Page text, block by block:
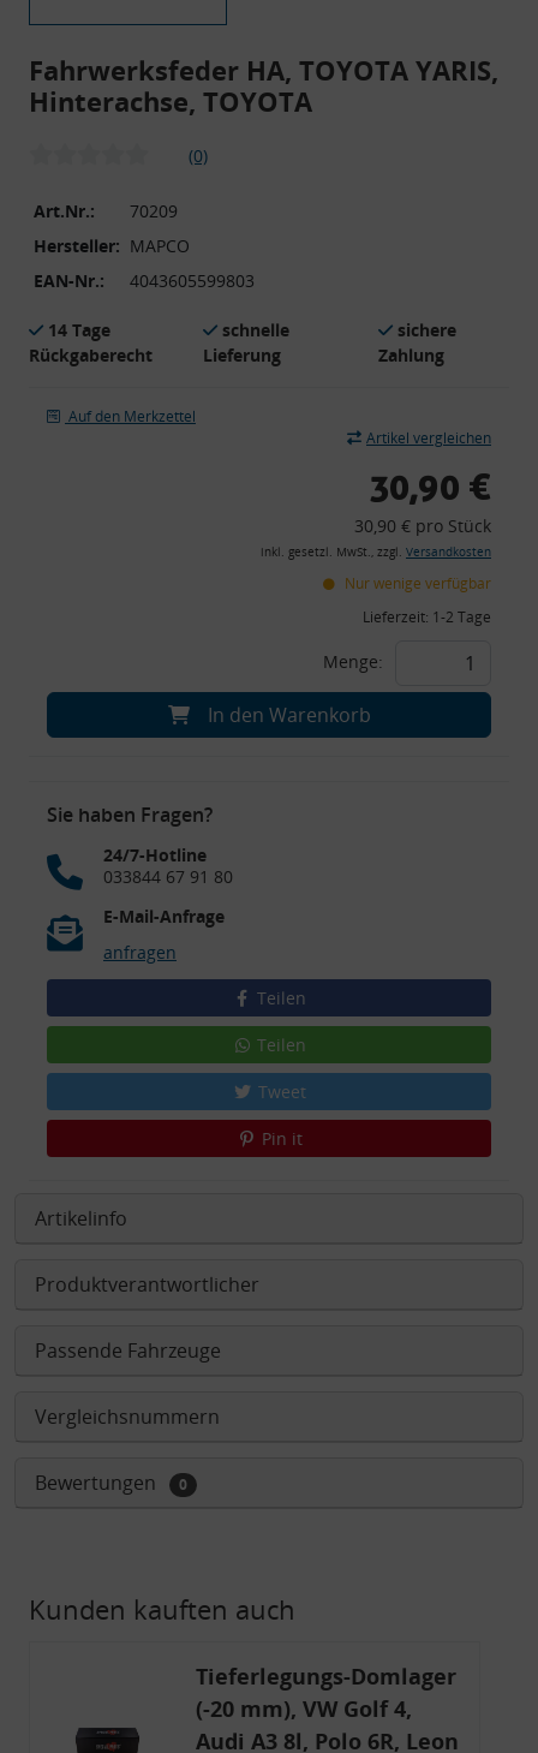
Fahrwerksfeder HA, TOYOTA YARIS,
Hinterachse, TOYOTA
(0)
Art.Nr.:
70209
Hersteller: MAPCO
EAN-Nr.:
4043605599803
14 Tage
Rückgaberecht
schnelle
Lieferung
sichere
Zahlung
Auf den Merkzettel
Artikel vergleichen
30,90 €
30,90 € pro Stück
inkl. gesetzl. MwSt., zzgl. Versandkosten
Nur wenige verfügbar
Lieferzeit: 1-2 Tage
Menge:
In den Warenkorb
Sie haben Fragen?
24/7-Hotline
033844 67 91 80
E-Mail-Anfrage
anfragen
Teilen
Teilen
Tweet
Pin it
Artikelinfo
Produktverantwortlicher
Passende Fahrzeuge
Vergleichsnummern
Bewertungen 0
Kunden kauften auch
Tieferlegungs-Domlager
(-20 mm), VW Golf 4,
Audi A3 8l, Polo 6R, Leon